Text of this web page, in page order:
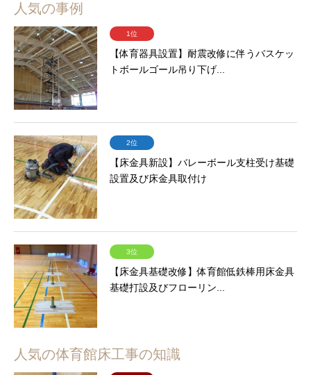
人気の事例
1位
【体育器具設置】耐震改修に伴うバスケッ
トボールゴール吊り下げ...
2位
【床金具新設】バレーボール支柱受け基礎
設置及び床金具取付け
3位
【床金具基礎改修】体育館低鉄棒用床金具
基礎打設及びフローリン...
人気の体育館床工事の知識